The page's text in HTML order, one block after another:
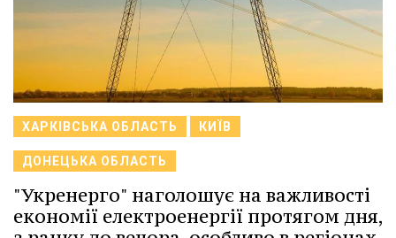
ХАРКІВСЬКА ОБЛАСТЬ КИЇВ
ДОНЕЦЬКА ОБЛАСТЬ
"Укренерго" наголошує на важливості
економії електроенергії протягом дня,